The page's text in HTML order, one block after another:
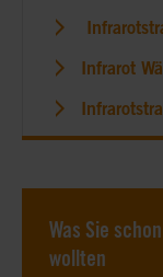
Infrarot
Was Sie
wollten